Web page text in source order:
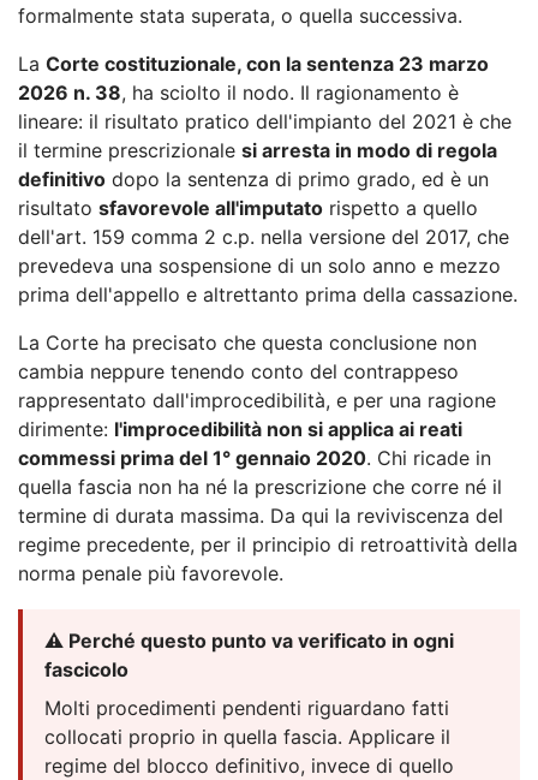
formalmente stata superata, o quella successiva.
La Corte costituzionale, con la sentenza 23 marzo
2026 n. 38, ha sciolto il nodo. Il ragionamento è
lineare: il risultato pratico dell'impianto del 2021 è che
il termine prescrizionale si arresta in modo di regola
definitivo dopo la sentenza di primo grado, ed è un
risultato sfavorevole all'imputato rispetto a quello
dell'art. 159 comma 2 c.p. nella versione del 2017, che
prevedeva una sospensione di un solo anno e mezzo
prima dell'appello e altrettanto prima della cassazione.
La Corte ha precisato che questa conclusione non
cambia neppure tenendo conto del contrappeso
rappresentato dall'improcedibilità, e per una ragione
dirimente: l'improcedibilità non si applica ai reati
commessi prima del 1° gennaio 2020. Chi ricade in
quella fascia non ha né la prescrizione che corre né il
termine di durata massima. Da qui la reviviscenza del
regime precedente, per il principio di retroattività della
norma penale più favorevole.
⚠️ Perché questo punto va verificato in ogni
fascicolo
Molti procedimenti pendenti riguardano fatti
collocati proprio in quella fascia. Applicare il
regime del blocco definitivo, invece di quello